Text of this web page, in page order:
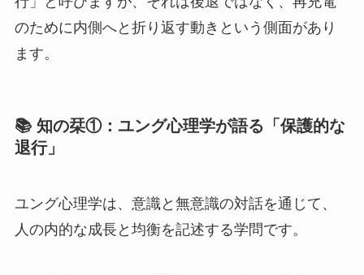
のために内側へと折り返す動きという側面があり
ます。
📚 知の栞①：ユング心理学が語る「保護的な
退行」
ユング心理学は、意識と無意識の対話を通じて、
人の内的な成長と均衡を記述する学問です。